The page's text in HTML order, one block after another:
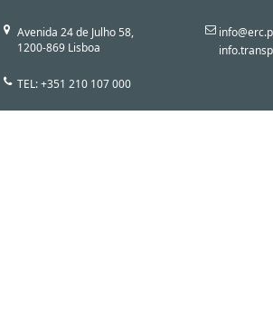
Avenida 24 de Julho 58,
1200-869 Lisboa
TEL: +351 210 107 000